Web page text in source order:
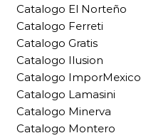
Catalogo El Norteño
Catalogo Ferreti
Catalogo Gratis
Catalogo Ilusion
Catalogo ImporMexico
Catalogo Lamasini
Catalogo Minerva
Catalogo Montero